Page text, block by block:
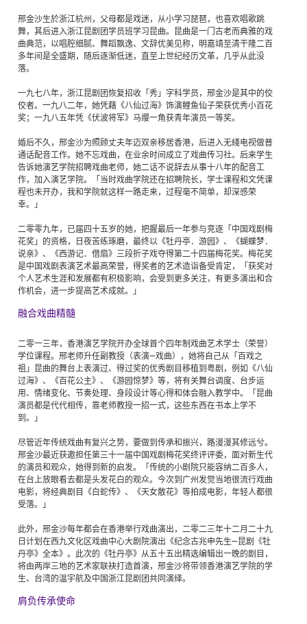
邢金沙生於浙江杭州，父母都是戏迷，从小学习琵琶，也喜欢唱歌跳
舞，其后进入浙江昆剧团学员班学习昆曲。昆曲是一门古老而典雅的戏
曲典范，以唱腔细腻、舞蹈飘逸、文辞优美见称，明嘉靖至清干隆二百
多年间是全盛期，随后逐渐低迷，直至上世纪经历文革，几乎从此没
落。
一九七八年，浙江昆剧团恢复招收「秀」字科学员，邢金沙是其中的佼
佼者。一九八二年，她凭藉《八仙过海》饰演鲤鱼仙子荣获优秀小百花
奖；一九八五年凭《伏波将军》马缨一角获青年演员一等奖。
婚后不久，邢金沙为照顾丈夫年迈双亲移居香港，后进入无綫电视做普
通话配音工作。她不忘戏曲，在业余时间成立了戏曲传习社。后来学生
告诉她演艺学院招聘戏曲老师，她二话不说辞去从事十八年的配音工
作，加入演艺学院。「当时戏曲学院还在招聘院长，学士课程和文凭课
程也未开办，我和学院就这样一路走来，过程毫不简单，却深感荣
幸。」
二零零九年，已届四十五岁的她，把握最后一年参与竞逐「中国戏剧梅
花奖」的资格，日夜苦练琢磨，最终以《牡丹亭．游园》、《蝴蝶梦．
说亲》、《西游记．借扇》三段折子戏夺得第二十四届梅花奖。梅花奖
是中国戏剧表演艺术最高荣誉，得奖者的艺术造诣备受肯定，「获奖对
个人艺术生涯和发展都有积极影响，会受到更多关注，有更多演出和合
作机会，进一步提高艺术成就。」
融合戏曲精髓
二零一三年，香港演艺学院开办全球首个四年制戏曲艺术学士（荣誉）
学位课程。邢老师升任副教授（表演—戏曲），她将自己从「百戏之
祖」昆曲的舞台上表演过、得过奖的优秀剧目移植到粤剧，例如《八仙
过海》、《百花公主》、《游园惊梦》等，将有关舞台调度、台步运
用、情绪变化、节奏处理、身段设计等心得和体会融入教学中。「昆曲
演员都是代代相传，靠老师教授一招一式，这些东西在书本上学不
到。」
尽管近年传统戏曲有复兴之势，要做到传承和振兴，路漫漫其修远兮。
邢金沙最近获邀担任第三十一届中国戏剧梅花奖终评评委，面对新生代
的演员和观众，她得到新的启发。「传统的小剧院只能容纳二百多人，
在台上放眼看去都是头发花白的观众。今次到广州发觉当地很流行戏曲
电影，将经典剧目《白蛇传》、《天女散花》等拍成电影，年轻人都很
受落。」
此外，邢金沙每年都会在香港举行戏曲演出，二零二三年十二月二十九
日计划在西九文化区戏曲中心大剧院演出《纪念古兆申先生—昆剧《牡
丹亭》全本》。此次的《牡丹亭》从五十五出精选编辑出一晚的剧目，
将由两岸三地的艺术家联袂打造首演，邢金沙将带领香港演艺学院的学
生、台湾的温宇航及中国浙江昆剧团共同演绎。
肩负传承使命